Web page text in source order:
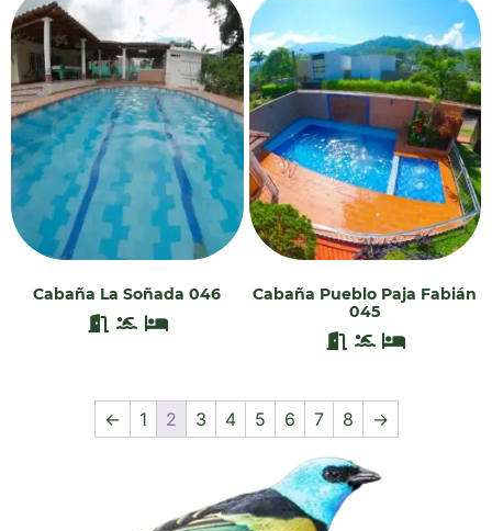
Cabaña La Soñada 046
Cabaña Pueblo Paja Fabián
045
← 1 2 3 4 5 6 7 8 →